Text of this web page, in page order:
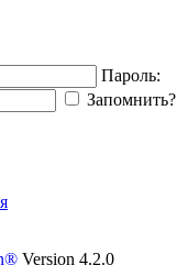
Пароль:
Запомнить?
Version 4.2.0